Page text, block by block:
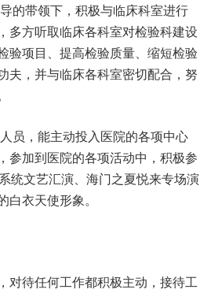
的带领下，积极与临床科室进行
多方听取临床各科室对检验科建设
验项目、提高检验质量、缩短检验
夫，并与临床各科室密切配合，努
员，能主动投入医院的各项中心
参加到医院的各项活动中，积极参
统文艺汇演、海门之夏悦来专场演
衣天使形象。
对待任何工作都积极主动，接待工